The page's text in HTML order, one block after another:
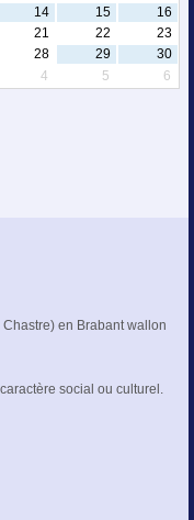
14 15
16
21 22
23
28 29
30
4 5 6
en Brabant wallon
social ou culturel.